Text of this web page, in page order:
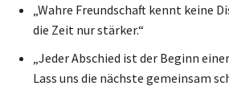
„Wahre Freundschaft kennt keine
die Zeit nur stärker.“
„Jeder Abschied ist der Beginn
Lass uns die nächste gemeinsam